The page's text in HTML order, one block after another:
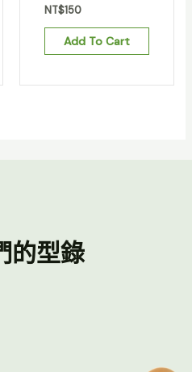
NT$150
Add To Cart
的型錄